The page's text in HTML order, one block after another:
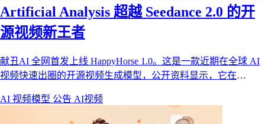
Artificial Analysis 超越 Seedance 2.0 的开
源视频新王者
献丑AI 全网首发上线 HappyHorse 1.0。这是一款近期在全球 AI
视频快速出圈的开源视频生成模型，公开资料显示，它在
在文本生视频、图生视频、1080p 输出、运动稳定性和音视频同
步架构上都有非常强的竞争力。
AI 视频模型 公告 AI视频